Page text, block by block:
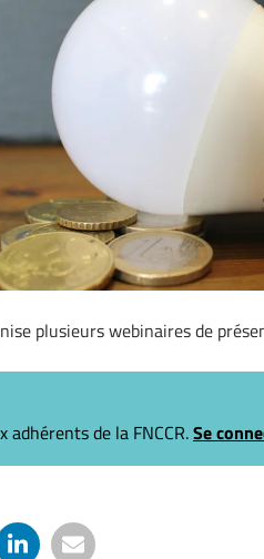
plusieurs webinaires de
de la FNCCR.Se